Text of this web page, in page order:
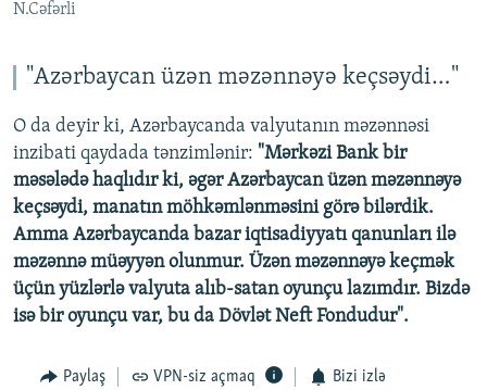
N.Cəfərli
"Azərbaycan üzən məzənnəyə keçsəydi…"
O da deyir ki, Azərbaycanda valyutanın məzənnəsi
inzibati qaydada tənzimlənir: "Mərkəzi Bank bir
məsələdə haqlıdır ki, əgər Azərbaycan üzən məzənnəyə
keçsəydi, manatın möhkəmlənməsini görə bilərdik.
Amma Azərbaycanda bazar iqtisadiyyatı qanunları ilə
məzənnə müəyyən olunmur. Üzən məzənnəyə keçmək
üçün yüzlərlə valyuta alıb-satan oyunçu lazımdır. Bizdə
isə bir oyunçu var, bu da Dövlət Neft Fondudur".
Paylaş VPN-siz açmaq Bizi izlə